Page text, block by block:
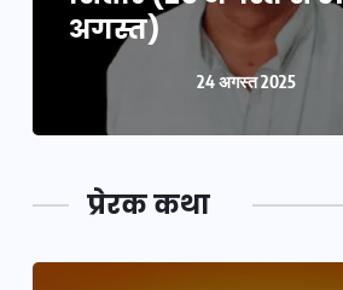
अगस्त)
24 अगस्त 2025
प्रेरक कथा